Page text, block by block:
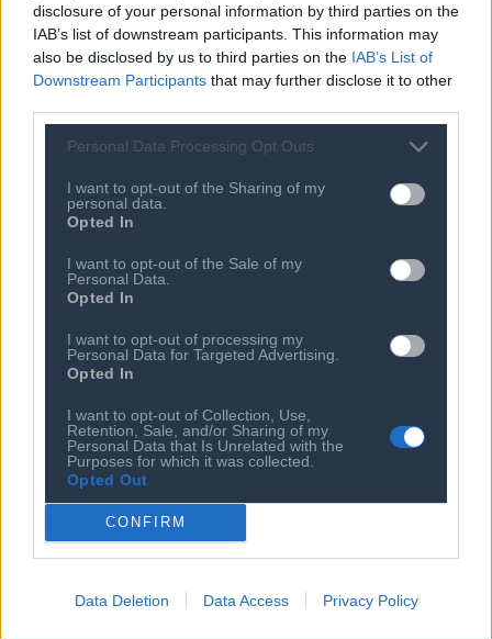
disclosure of your personal information by third parties on the
IAB’s list of downstream participants. This information may
also be disclosed by us to third parties on the IAB’s List of
Downstream Participants that may further disclose it to other
Personal Data Processing Opt Outs
I want to opt-out of the Sharing of my
personal data.
Opted In
I want to opt-out of the Sale of my
Personal Data.
Opted In
I want to opt-out of processing my
Personal Data for Targeted Advertising.
Opted In
I want to opt-out of Collection, Use,
Retention, Sale, and/or Sharing of my
Personal Data that Is Unrelated with the
Purposes for which it was collected.
Opted Out
CONFIRM
Data Deletion Data Access Privacy Policy
01 ΔΕΚ 2023
Ολοκληρώθηκε το εκπαιδευτικό πρόγραμμα «Solve for
Tomorrow - Στρατηγική και Ψηφιακό Μάρκετινγκ» της
Samsung Electronics Hellas
27 ΝΟΕ 2023
Η Samsung Electronics κατατάσσεται ανάμεσα στις πέντε
Έκθεση 2023 της Interbrand
16 ΝΟΕ 2023
Προϊόντα της Samsung λαμβάνουν βραβεία καινοτομίας
στο πρόγραμμα CES Innovation Awards 2024
15 ΝΟΕ 2023
Προϊόντα της Samsung λαμβάνουν βραβεία καινοτομίας